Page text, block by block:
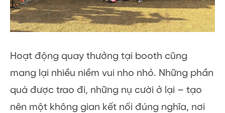
Hoạt động quay thưởng tại booth cũng
mang lại nhiều niềm vui nho nhỏ. Những phần
quà được trao đi, những nụ cười ở lại – tạo
nên một không gian kết nối đúng nghĩa, nơi